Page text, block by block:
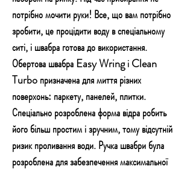
потрібно мочити руки! Все, що вам потрібно
зробити, це процідити воду в спеціальному
ситі, і швабра готова до використання.
Обертова швабра Easy Wring і Clean
Turbo призначена для миття різних
поверхонь: паркету, панелей, плитки.
Спеціально розроблена форма відра робить
його більш простим і зручним, тому відсутній
ризик проливання води. Ручка швабри була
розроблена для забезпечення максимальної